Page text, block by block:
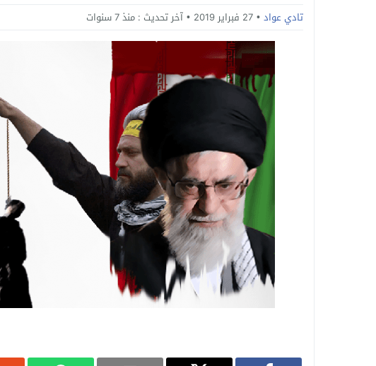
تادي عواد 27 فبراير 2019 آخر تحديث : منذ 7 سنوات